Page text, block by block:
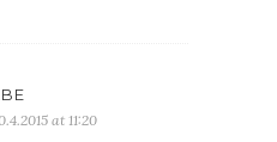
at 11:20